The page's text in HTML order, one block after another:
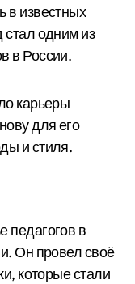
в известных
одним из
в России.
карьеры
для его
и стиля.
педагогов в
Он провел своё
которые стали